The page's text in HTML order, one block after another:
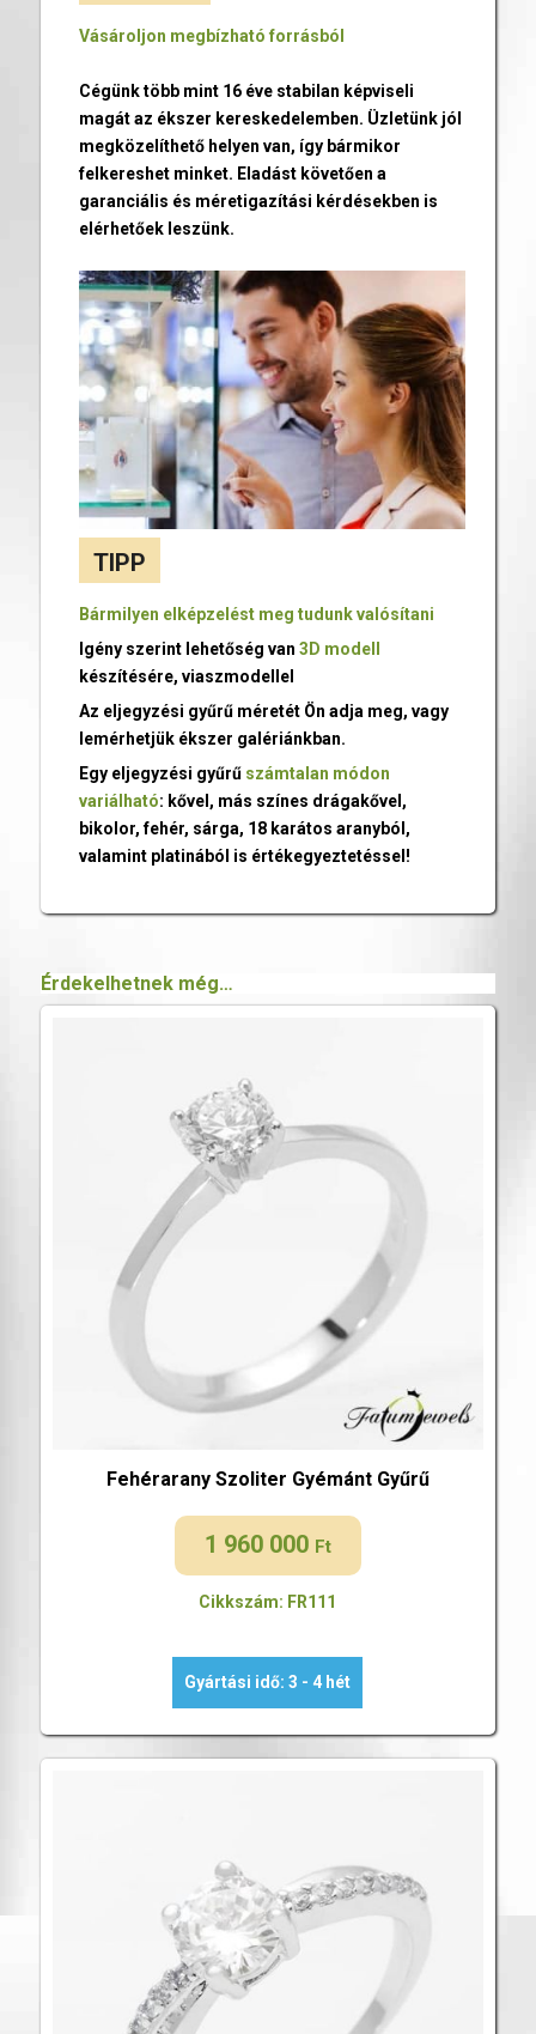
Vásároljon megbízható forrásból
Cégünk több mint 16 éve stabilan képviseli
magát az ékszer kereskedelemben. Üzletünk jól
megközelíthető helyen van, így bármikor
felkereshet minket. Eladást követően a
garanciális és méretigazítási kérdésekben is
elérhetőek leszünk.
TIPP
Bármilyen elképzelést meg tudunk valósítani
Igény szerint lehetőség van 3D modell
készítésére, viaszmodellel
Az eljegyzési gyűrű méretét Ön adja meg, vagy
lemérhetjük ékszer galériánkban.
Egy eljegyzési gyűrű számtalan módon
variálható: kővel, más színes drágakővel,
bikolor, fehér, sárga, 18 karátos aranyból,
valamint platinából is értékegyeztetéssel!
Érdekelhetnek még…
Fehérarany Szoliter Gyémánt Gyűrű
1 960 000 Ft
Cikkszám: FR111
Gyártási idő: 3 - 4 hét